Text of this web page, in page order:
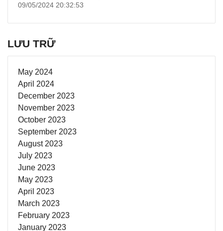
09/05/2024 20:32:53
LƯU TRỮ
May 2024
April 2024
December 2023
November 2023
October 2023
September 2023
August 2023
July 2023
June 2023
May 2023
April 2023
March 2023
February 2023
January 2023